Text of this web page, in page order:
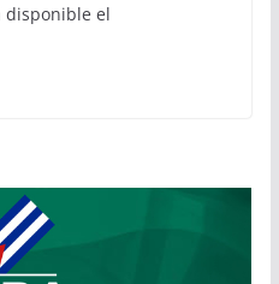
disponible el